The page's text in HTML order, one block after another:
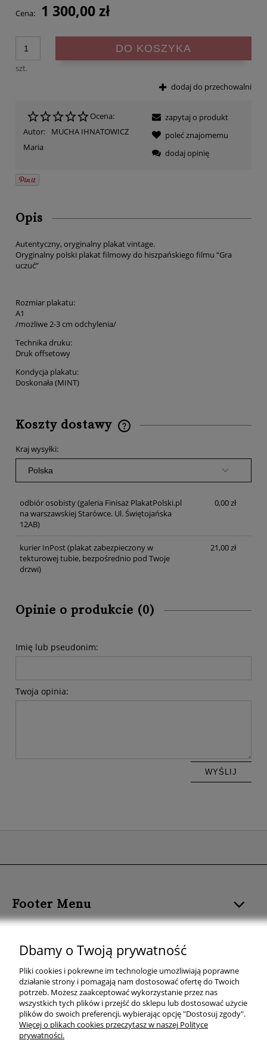
Cena: 1 300,00 zł
szt.
DO KOSZYKA
dodaj do przechowalni
Ocena:
Autor:
MUCHA IHNATOWICZ
Maria
zapytaj o produkt
poleć znajomemu
dodaj opinię
Opis
Autentyczny, oryginalny plakat vintage.
Oryginalny polski plakat filmowy do hiszpańskiego filmu “Gra
uczuć”
Rozmiar plakatu:
A1
/możliwe 2-3 cm odchylenia/
Technika druku:
Druk offsetowy
Kondycja plakatu:
Doskonała (MINT)
Koszty dostawy
Kraj wysyłki:
odbiór osobisty(galeria Finisaż PlakatPolski.pl
na warszawskiej Starówce. Ul. Świętojańska
12AB)
0,00 zł
kurier InPost(plakat zabezpieczony w
tekturowej tubie, bezpośrednio pod Twoje
drzwi)
21,00 zł
Opinie o produkcie (0)
Imię lub pseudonim:
Twoja opinia:
WYŚLIJ
Footer Menu
KOLOR PLAKATU
TEMAT PLAKATU
KOLEKCJE PLAKATÓW
Dbamy o Twoją prywatność
Pliki cookies i pokrewne im technologie umożliwiają poprawne
działanie strony i pomagają nam dostosować ofertę do Twoich
potrzeb. Możesz zaakceptować wykorzystanie przez nas
wszystkich tych plików i przejść do sklepu lub dostosować użycie
plików do swoich preferencji, wybierając opcję "Dostosuj zgody".
Więcej o plikach cookies przeczytasz w naszej Polityce
prywatności.